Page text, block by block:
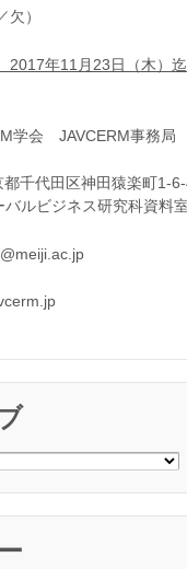
欠）
年11月23日（木）迄
学会 JAVCERM事務局
都千代田区神田猿楽町1-
ルビジネス研究科資料
カ